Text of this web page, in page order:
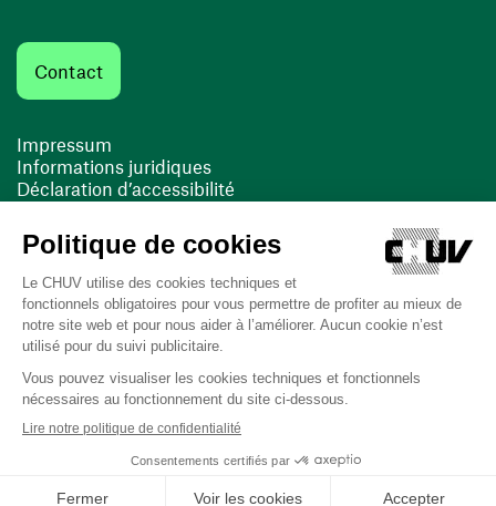
Contact
Impressum
Informations juridiques
Déclaration d’accessibilité
Cookies
(opens in a new window)
(opens in a new window)
Last updated on 17/10/2025 at 14:05